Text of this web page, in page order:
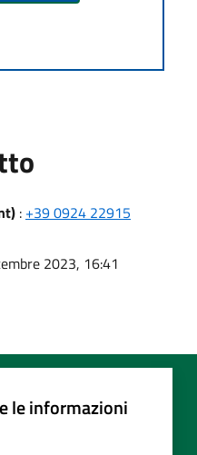
: +39 0924 22915
2023, 16:41
le informazioni